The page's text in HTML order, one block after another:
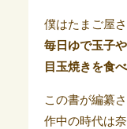
僕はたまご屋さ
毎日ゆで玉子や
目玉焼きを食
この書が編纂
作中の時代は奈